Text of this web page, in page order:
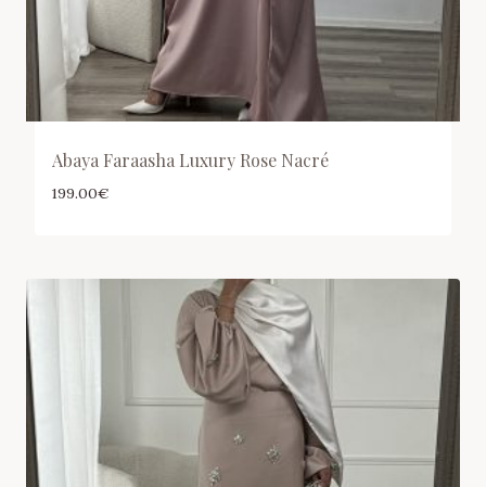
Abaya Faraasha Luxury Rose Nacré
199.00€